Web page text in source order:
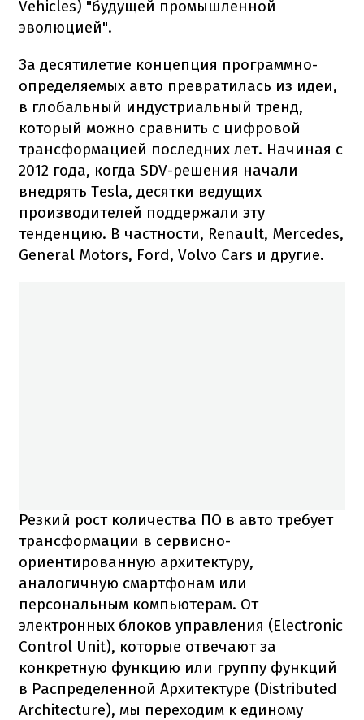
Vehicles) "будущей промышленной
эволюцией".
За десятилетие концепция программно-
определяемых авто превратилась из идеи,
в глобальный индустриальный тренд,
который можно сравнить с цифровой
трансформацией последних лет. Начиная с
2012 года, когда SDV-решения начали
внедрять Tesla, десятки ведущих
производителей поддержали эту
тенденцию. В частности, Renault, Mercedes,
General Motors, Ford, Volvo Cars и другие.
Резкий рост количества ПО в авто требует
трансформации в сервисно-
ориентированную архитектуру,
аналогичную смартфонам или
персональным компьютерам. От
электронных блоков управления (Electronic
Control Unit), которые отвечают за
конкретную функцию или группу функций
в Распределенной Архитектуре (Distributed
Architecture), мы переходим к единому